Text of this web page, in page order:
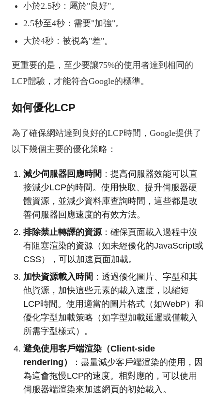
小於2.5秒：屬於"良好"。
2.5秒至4秒：需要"加強"。
大於4秒：被視為"差"。
更重要的是，至少要讓75%的使用者達到相同的
LCP體驗，才能符合Google的標準。
如何優化LCP
為了確保網站達到良好的LCP時間，Google提供了
以下幾個主要的優化策略：
減少伺服器回應時間 ：提高伺服器效能可以直
接減少LCP的時間。使用快取、提升伺服器硬
體資源，並減少資料庫查詢時間，這些都是改
善伺服器回應速度的有效方法。
排除禁止轉譯的資源 ：確保頁面載入過程中沒
有阻塞渲染的資源（如未經優化的JavaScript或
CSS），可以加速頁面加載。
加快資源載入時間 ：透過優化圖片、字型和其
他資源，加快這些元素的載入速度，以縮短
LCP時間。使用適當的圖片格式（如WebP）和
優化字型加載策略（如字型加載延遲或僅載入
所需字型樣式）。
避免使用客戶端渲染（Client-side
rendering）
：盡量減少客戶端渲染的使用，因
為這會拖慢LCP的速度。相對應的，可以使用
伺服器端渲染來加速網頁的初始載入。